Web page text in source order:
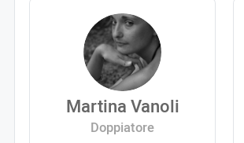
Martina Vanoli
Doppiatore